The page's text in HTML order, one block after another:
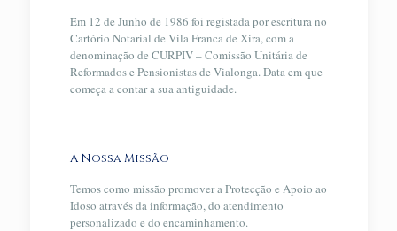
Em 12 de Junho de 1986 foi registada por escritura no
Cartório Notarial de Vila Franca de Xira, com a
denominação de CURPIV – Comissão Unitária de
Reformados e Pensionistas de Vialonga. Data em que
começa a contar a sua antiguidade.
A Nossa Missão
Temos como missão promover a Protecção e Apoio ao
Idoso através da informação, do atendimento
personalizado e do encaminhamento.